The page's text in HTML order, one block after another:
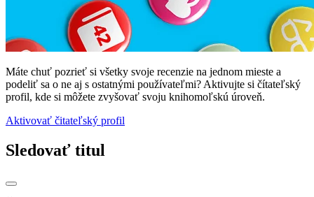
Máte chuť pozrieť si všetky svoje recenzie na jednom mieste a
podeliť sa o ne aj s ostatnými používateľmi? Aktivujte si čítateľský
profil, kde si môžete zvyšovať svoju knihomoľskú úroveň.
Aktivovať čitateľský profil
Sledovať titul